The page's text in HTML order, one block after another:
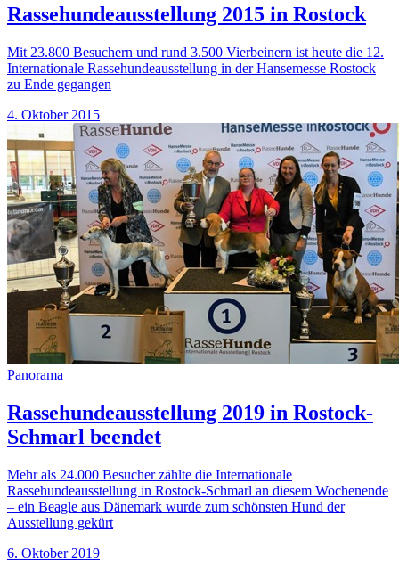
Rassehundeausstellung 2015 in Rostock
Mit 23.800 Besuchern und rund 3.500 Vierbeinern ist heute die 12.
Internationale Rassehundeausstellung in der Hansemesse Rostock
zu Ende gegangen
4. Oktober 2015
Panorama
Rassehundeausstellung 2019 in Rostock-
Schmarl beendet
Mehr als 24.000 Besucher zählte die Internationale
Rassehundeausstellung in Rostock-Schmarl an diesem Wochenende
– ein Beagle aus Dänemark wurde zum schönsten Hund der
Ausstellung gekürt
6. Oktober 2019